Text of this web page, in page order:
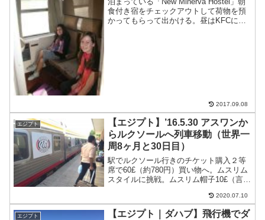
食付き宿をチェックアウトして荷物を預
かってもらって出かける。昼はKFCに行
2017.09.08
エジプト
【エジプト】’16.5.30 アスワンか
らルクソールへ列車移動（世界一
周8ヶ月と30日目）
駅でルクソール行きのチケット購入２等
席で60£（約780円）買い物へ。ムスリム
スタイルに挑戦。ムスリム帽子10£（言い
（約900円）宿の近くの鶏肉専門店の食堂
で鳥の丸焼き1/4。17£（約204円）焼...
2020.07.10
エジプト
【エジプト｜ダハブ】飛行機でダ